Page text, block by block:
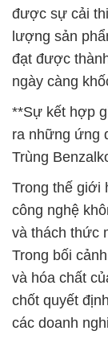
được sự cải
lượng sản
đạt được
ngày càng
**Sự kết hợp
ra những ứng
Trùng
Trong thế giới
công nghệ
và thách thức
Trong bối
và hóa chất
chốt quyết
các doanh